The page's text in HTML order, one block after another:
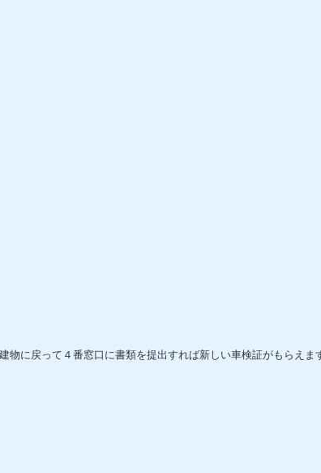
物に戻って４番窓口に書類を提出すれば新しい車検証がもらえま